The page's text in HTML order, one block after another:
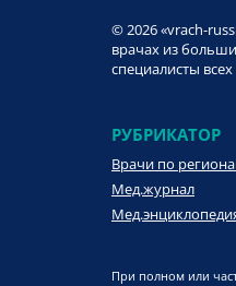
© 2026 «vrach-
врачах из
специалисты
РУБРИКАТОР
Врачи по
Мед.журнал
При полном или